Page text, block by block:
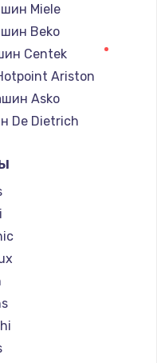
Miele
Beko
Centek
Ariston
Asko
De Dietrich
Ascaso
Jura
Olympia
Saeco
La Cimbali
WMF
Yamaguchi
Nivona
Astoria